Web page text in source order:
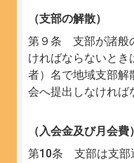
（支部の解散）
第９条 支部が諸般
ければならないとき
者）名で地域支部解
会へ提出しなければ
（入会金及び月会費）
第10条 支部は支部